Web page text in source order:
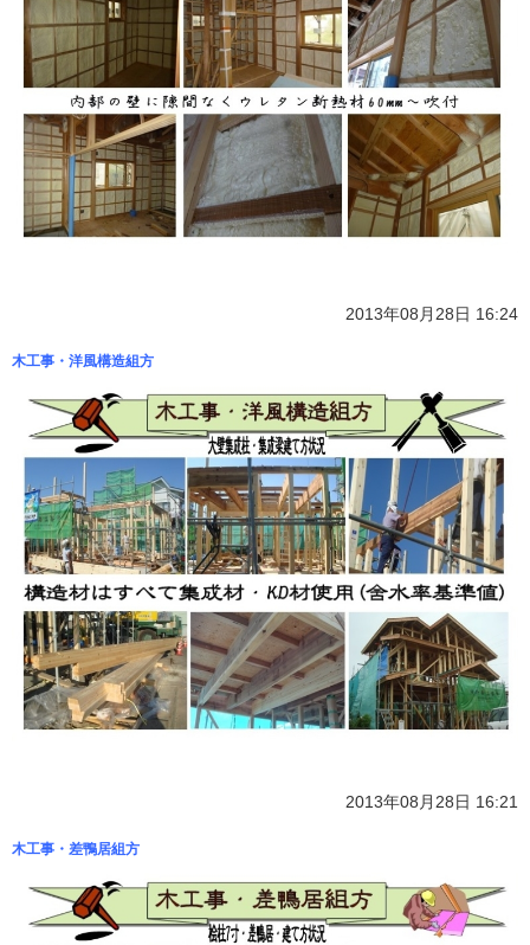
2013年08月28日 16:24
木工事・洋風構造組方
2013年08月28日 16:21
木工事・差鴨居組方